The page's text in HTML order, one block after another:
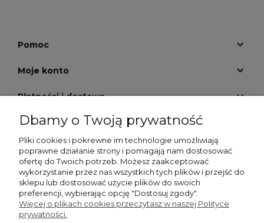
Pomoc
Moje konto
Płatności i dostawa
Informacje
O nas
GALERIA KRATEK
Dbamy o Twoją prywatność
Pliki cookies i pokrewne im technologie umożliwiają
poprawne działanie strony i pomagają nam dostosować
ofertę do Twoich potrzeb. Możesz zaakceptować
wykorzystanie przez nas wszystkich tych plików i przejść do
sklepu lub dostosować użycie plików do swoich
preferencji, wybierając opcję "Dostosuj zgody".
Więcej o plikach cookies przeczytasz w naszej Polityce
prywatności.